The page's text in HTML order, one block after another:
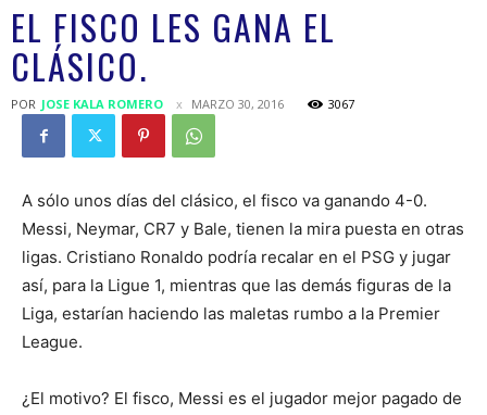
EL FISCO LES GANA EL
CLÁSICO.
POR JOSE KALA ROMERO MARZO 30, 2016 3067
A sólo unos días del clásico, el fisco va ganando 4-0.
Messi, Neymar, CR7 y Bale, tienen la mira puesta en otras
ligas. Cristiano Ronaldo podría recalar en el PSG y jugar
así, para la Ligue 1, mientras que las demás figuras de la
Liga, estarían haciendo las maletas rumbo a la Premier
League.
¿El motivo? El fisco, Messi es el jugador mejor pagado de